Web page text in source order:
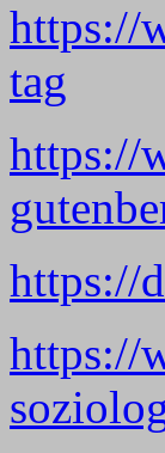
https://
tag
https://
https://
https://